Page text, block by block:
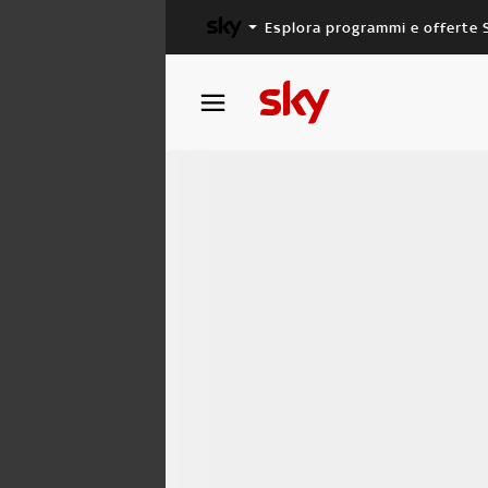
Esplora programmi e offerte